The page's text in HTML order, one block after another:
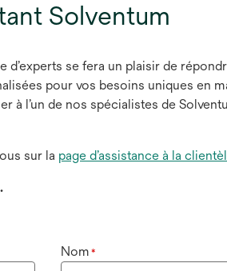
Solventum
se fera un plaisir de
pour vos besoins uniques en
l’un de nos spécialistes de
sur la page d’assistance à la
Nom *